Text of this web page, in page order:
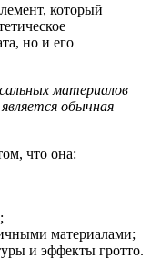
который
но и его
материалов
обычная
что она:
материалами;
и эффекты гротто.